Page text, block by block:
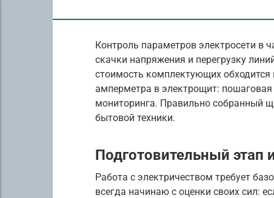
Контроль параметров электросети в
скачки напряжения и перегрузку
стоимость комплектующих
амперметра в электрощит:
мониторинга. Правильно собранный
бытовой техники.
Подготовительный этап
Работа с электричеством требует
всегда начинаю с оценки своих сил: